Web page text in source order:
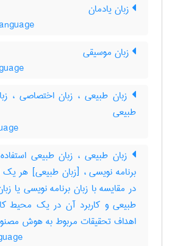
زبان یادمان
زبان موسیقی
زبان طبیعی ، زبان اختصاصی ،
طبیعی
زبان طبیعی ، زبان طبیعی
برنامه نویسی ، [زبان طبیعی] هر یک
در مقایسه با زبان برنامه نویسی یا
طبیعی و کاربرد آن در یک محیط
اهداف تحقیقات مربوط به هوش